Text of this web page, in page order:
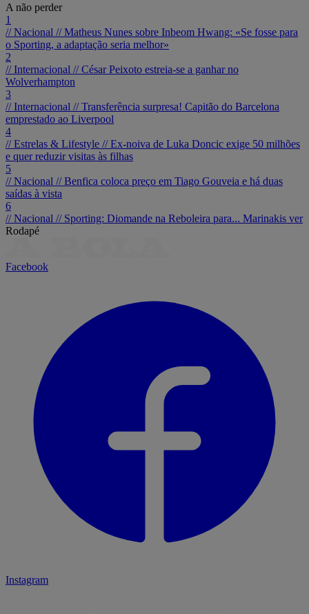
A não perder
1
// Nacional //Matheus Nunes sobre Inbeom Hwang: «Se fosse para
o Sporting, a adaptação seria melhor»
2
// Internacional //César Peixoto estreia-se a ganhar no
Wolverhampton
3
// Internacional //Transferência surpresa! Capitão do Barcelona
emprestado ao Liverpool
4
// Estrelas & Lifestyle //Ex-noiva de Luka Doncic exige 50 milhões
e quer reduzir visitas às filhas
5
// Nacional //Benfica coloca preço em Tiago Gouveia e há duas
saídas à vista
6
// Nacional // Sporting: Diomande na Reboleira para... Marinakis ver
Rodapé
Facebook
Instagram